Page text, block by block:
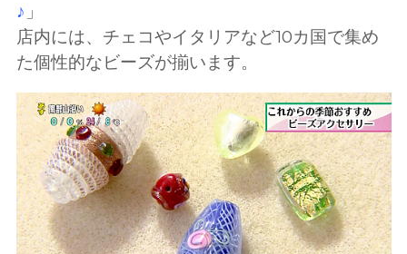
♪ 」
店内には、チェコやイタリアなど10カ国で集め
た個性的なビーズが揃います。